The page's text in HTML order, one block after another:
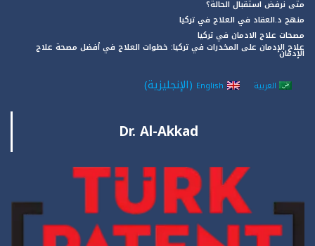
متى نرفض استقبال الحالة؟
منهج د.العقاد في العلاج في تركيا
مصحات علاج الادمان في تركيا
علاج الإدمان على المخدرات في تركيا: خطوات العلاج في أفضل مصحة علاج
الإدمان
العربية English
(الإنجليزية)
Dr. Al-Akkad